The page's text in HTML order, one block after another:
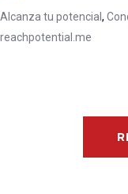
Alcanza tu potencial ,
reachpotential.me